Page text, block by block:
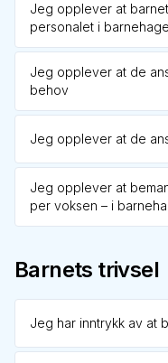
Jeg opplever at
personalet i
Jeg opplever at de
behov
Jeg opplever at de
Jeg opplever at
per voksen – i
Barnets trivsel
Jeg har inntrykk av at